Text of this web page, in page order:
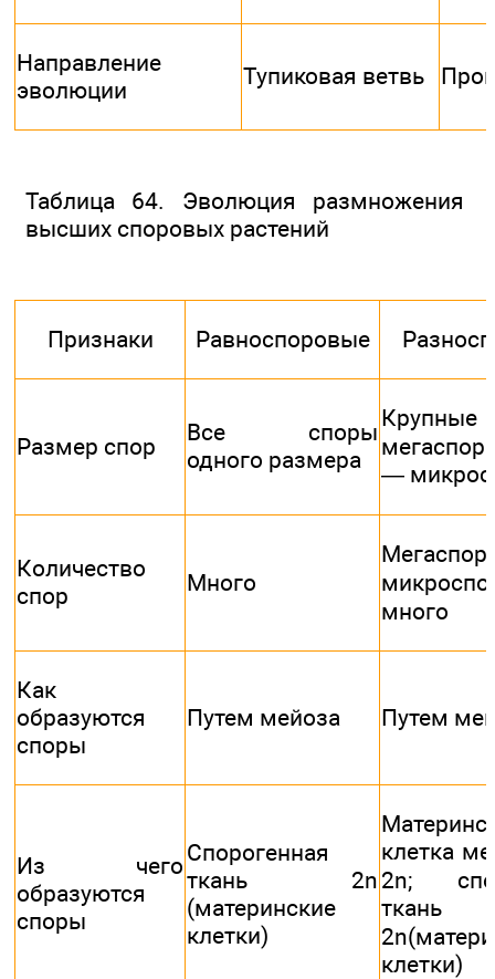
Направление
эволюции
Тупиковая ветвь
Таблица 64. Эволюция размножения
высших споровых растений
Признаки Равноспоровые
Размер спор
Все споры
одного размера
—
Количество
спор
Много
много
Как
образуются
споры
Путем мейоза Путем
Из чего
образуются
споры
Спорогенная
ткань 2n
(материнские
клетки)
клетка
2n;
клетки)